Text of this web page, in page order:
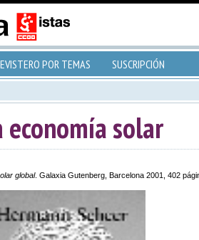
POR TEMAS SUSCRIPCIÓN
economía solar
global. Galaxia Gutenberg, Barcelona 2001, 402